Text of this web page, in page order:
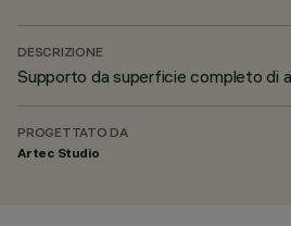
DESCRIZIONE
Supporto da superficie completo di
PROGETTATO DA
Artec Studio